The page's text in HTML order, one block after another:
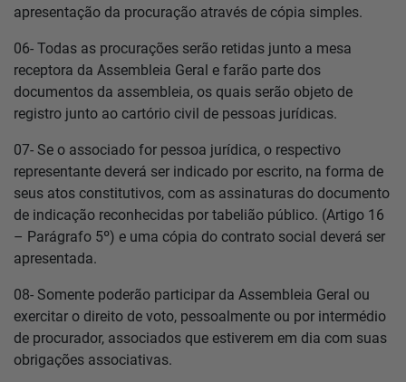
apresentação da procuração através de cópia simples.
06- Todas as procurações serão retidas junto a mesa
receptora da Assembleia Geral e farão parte dos
documentos da assembleia, os quais serão objeto de
registro junto ao cartório civil de pessoas jurídicas.
07- Se o associado for pessoa jurídica, o respectivo
representante deverá ser indicado por escrito, na forma de
seus atos constitutivos, com as assinaturas do documento
de indicação reconhecidas por tabelião público. (Artigo 16
– Parágrafo 5º) e uma cópia do contrato social deverá ser
apresentada.
08- Somente poderão participar da Assembleia Geral ou
exercitar o direito de voto, pessoalmente ou por intermédio
de procurador, associados que estiverem em dia com suas
obrigações associativas.